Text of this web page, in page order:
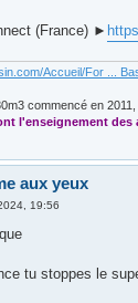
(France) ►
Accueil/For ...
commencé en
l'enseignement des
aux yeux
19:56
tu stoppes le